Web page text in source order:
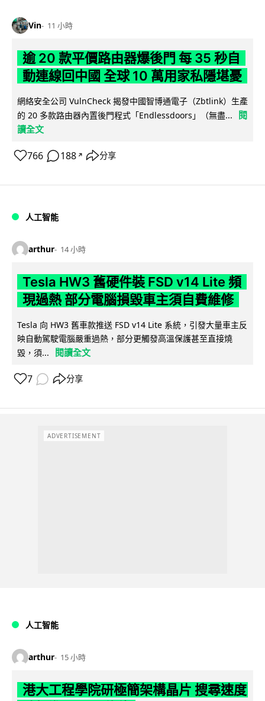
Vin 11 小時
逾 20 款平價路由器爆後門 每 35 秒自
動連線回中國 全球 10 萬用家私隱堪憂
網絡安全公司 VulnCheck 揭發中國智博通電子（Zbtlink）生產
的 20 多款路由器內置後門程式「Endlessdoors」（無盡...
閱
讀全文
766 188 ↗ 分享
人工智能
arthur 14 小時
Tesla HW3 舊硬件裝 FSD v14 Lite 頻
現過熱 部分電腦損毀車主須自費維修
Tesla 向 HW3 舊車款推送 FSD v14 Lite 系統，引發大量車主反
映自動駕駛電腦嚴重過熱，部分更觸發高溫保護甚至直接燒
毀，須...
閱讀全文
7 分享
ADVERTISEMENT
人工智能
arthur 15 小時
港大工程學院研極簡架構晶片 搜尋速度